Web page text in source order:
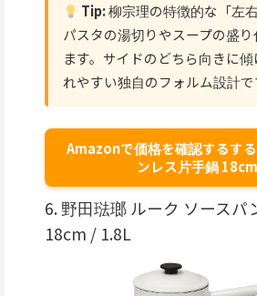
Tip:柳宗理の特徴的な「左右
パスタの湯切りやスープの盛
ます。サイドのどちら向きに
れやすい独自のフォルム設計で
Amazonで価格を確認するす
ンレス片手鍋 18cm
6. 野田琺瑯 ルーク ソース
18cm / 1.8L